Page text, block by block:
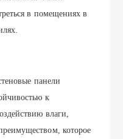
в помещениях в
панели
к
влаги,
которое